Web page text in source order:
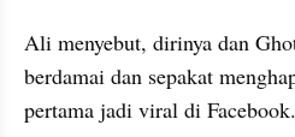
Ali menyebut, dirinya dan
berdamai dan sepakat
pertama jadi viral di Facebook.